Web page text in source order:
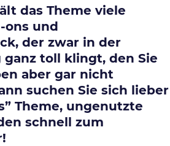
das Theme viele
ons und
der zwar in der
ganz toll klingt, den Sie
aber gar nicht
suchen Sie sich lieber
Theme, ungenutzte
schnell zum